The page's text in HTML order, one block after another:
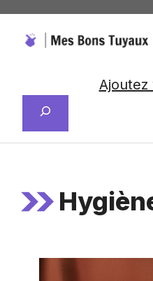
Aller
contenu
Ajoutez